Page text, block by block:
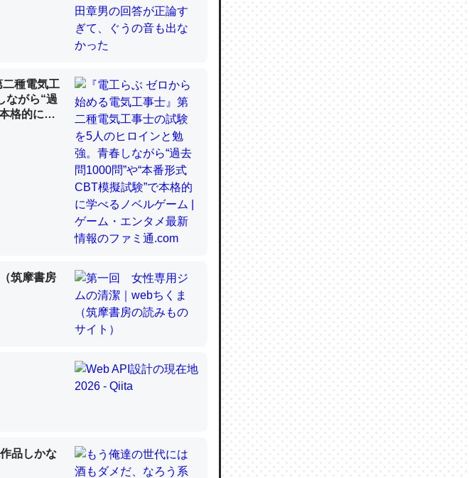
調べたらコオロギのカルシウム分はエビ
海にいないのか」に関する新仮説
両方に不利だから両方が拮抗してるので
ニ・ウミグモ）はカルシウムを使わずキ
ぜ海にいないのか」に関する新仮説
動物と貝類は苦労してるんだな…。腹足
海にいないのか」に関する新仮説
てる。ぼちぼちRingも置こうかと画策
。電池残量や充電中かが分かるのでこ
二種電気工
ながら“過
格的に学
報のファミ
筑摩書房
品しかな